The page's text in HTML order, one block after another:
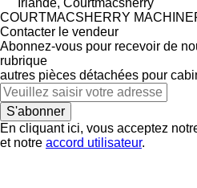
COURTMACSHERRY
Contacter le vendeur
Abonnez-vous pour recevoir de
rubrique
autres pièces détachées pour
S'abonner
En cliquant ici, vous acceptez
et notre accord utilisateur.